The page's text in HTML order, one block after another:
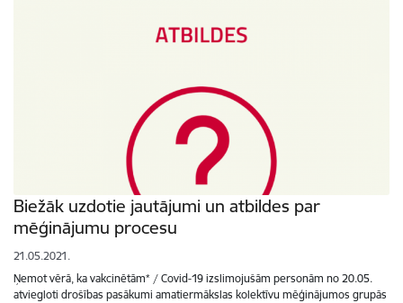
Biežāk uzdotie jautājumi un atbildes par
mēģinājumu procesu
21.05.2021.
Ņemot vērā, ka vakcinētām* / Covid-19 izslimojušām personām no 20.05.
atviegloti drošības pasākumi amatiermākslas kolektīvu mēģinājumos grupās